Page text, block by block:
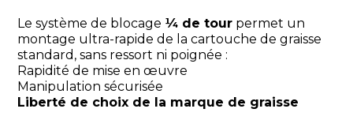
Le système de blocage ¼ de tour permet un
montage ultra-rapide de la cartouche de graisse
standard, sans ressort ni poignée :
Rapidité de mise en œuvre
Manipulation sécurisée
Liberté de choix de la marque de graisse